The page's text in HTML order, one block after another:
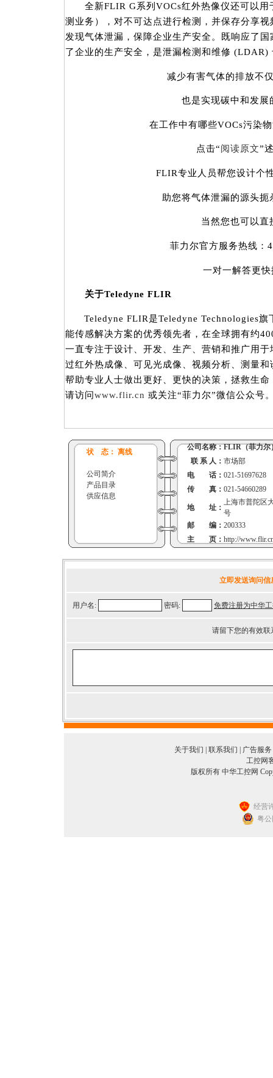
全新FLIR G系列VOCs红外热像仪还可以用
测业务），对不可达点进行检测，并保存分享
发现气体泄漏，保障企业生产安全。既响应了
了企业的生产安全，是泄漏检测和维修 (LDAR)
减少有害气体的排放不仅
也是实现碳中和发展
在工作中有哪些VOCs污染物
点击“阅读原文”
FLIR专业人员帮您设计个性
助您将气体泄漏的源头扼
当然您也可以直
菲力尔官方服务热线：
一对一解答更快
关于Teledyne FLIR
Teledyne FLIR是Teledyne Technologies旗
能传感解决方案的优秀领先者，在全球拥有约
一直专注于设计、开发、生产、营销和推广用
过红外热成像、可见光成像、视频分析、测量
帮助专业人士做出更好、更快的决策，拯救生
请访问www.flir.cn 或关注“菲力尔”微信公众号
状 态： 离线
公司简介
产品目录
供应信息
公司名称：FLIR（菲力尔
联 系 人： 市场部
电 话： 021-51697628
传 真： 021-54660289
地 址：
上海市普陀区
号
邮 编： 200333
主 页： http://
立即发送询问信
用户名: 密码: 免费注册为中华
请留下您的有效
关于我们 联系我们 广告服务
工控网
版权所有 中华工控网
经营
粤公